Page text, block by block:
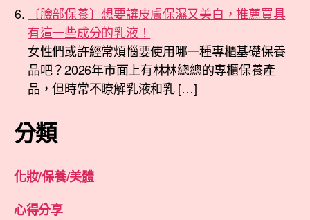
〔臉部保養〕想要讓皮膚保濕又美白，推薦買具
有這一些成分的乳液！
女性們或許經常煩惱要使用哪一種專櫃基礎保養
品吧？2026年市面上有林林總總的專櫃保養產
品，但時常不瞭解乳液和乳 […]
分類
化妝/保養/美體
心得分享